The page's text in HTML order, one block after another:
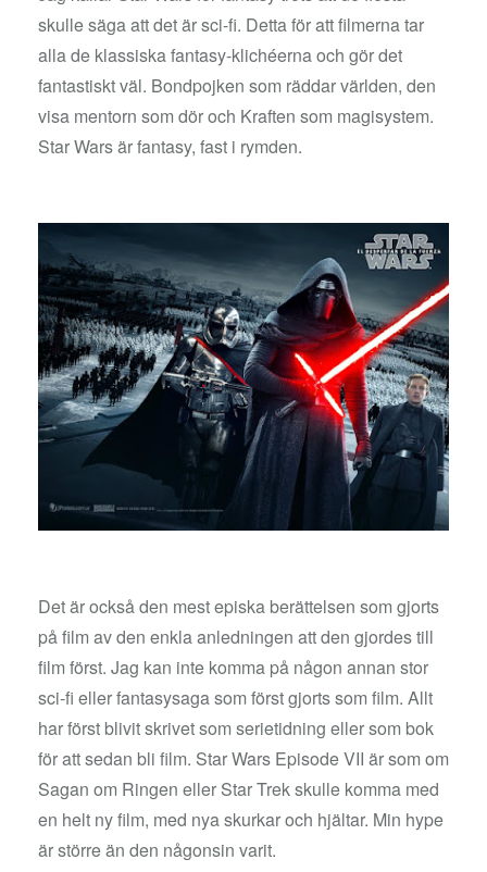
skulle säga att det är sci-fi. Detta för att filmerna tar
alla de klassiska fantasy-klichéerna och gör det
fantastiskt väl. Bondpojken som räddar världen, den
visa mentorn som dör och Kraften som magisystem.
Star Wars är fantasy, fast i rymden.
Det är också den mest episka berättelsen som gjorts
på film av den enkla anledningen att den gjordes till
film först. Jag kan inte komma på någon annan stor
sci-fi eller fantasysaga som först gjorts som film. Allt
har först blivit skrivet som serietidning eller som bok
för att sedan bli film. Star Wars Episode VII är som om
Sagan om Ringen eller Star Trek skulle komma med
en helt ny film, med nya skurkar och hjältar. Min hype
är större än den någonsin varit.